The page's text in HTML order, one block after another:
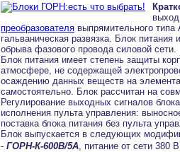
преобразователя выпрямительного
гальваническая развязка. Блок питания
обрыва фазового провода силовой сети.
Блок питания имеет степень защиты
атмосфере, не содержащей
осаждению данных веществ на
самостоятельно. Блок рассчитан на
Регулирование выходных сигналов
исполнения пульта управления:
поставка блока питания без пульта
Блок выпускается в следующих
- ГОРН-К-600В/5А , питание от сети 380